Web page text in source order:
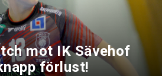
mot IK Sävehof
förlust!